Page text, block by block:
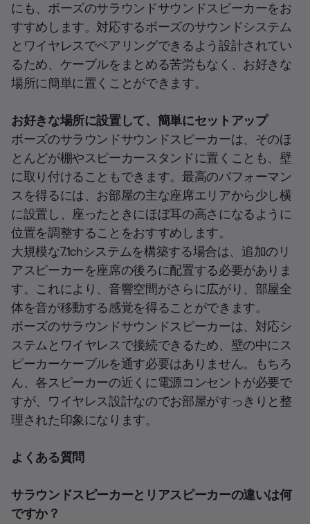
にも、ボーズのサラウンドサウンドスピーカーをお
すすめします。対応するボーズのサウンドシステム
とワイヤレスでペアリングできるよう設計されてい
るため、ケーブルをまとめる苦労もなく、お好きな
場所に簡単に置くことができます。
お好きな場所に設置して、簡単にセットアップ
ボーズのサラウンドサウンドスピーカーは、そのほ
とんどが棚やスピーカースタンドに置くことも、壁
に取り付けることもできます。最高のパフォーマン
スを得るには、お部屋の主な座席エリアから少し横
に設置し、座ったときにほぼ耳の高さになるように
位置を調整することをおすすめします。
大規模な7.1chシステムを構築する場合は、追加のリ
アスピーカーを座席の後ろに配置する必要がありま
す。これにより、音響空間がさらに広がり、部屋全
体を音が移動する感覚を得ることができます。
ボーズのサラウンドサウンドスピーカーは、対応シ
ステムとワイヤレスで接続できるため、壁の中にス
ピーカーケーブルを通す必要はありません。もちろ
ん、各スピーカーの近くに電源コンセントが必要で
すが、ワイヤレス設計なのでお部屋がすっきりと整
理された印象になります。
よくある質問
サラウンドスピーカーとリアスピーカーの違いは何
ですか？